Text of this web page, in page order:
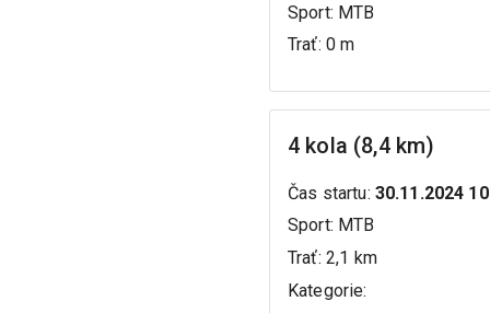
Sport: MTB
Trať: 0 m
4 kola (8,4 km)
Čas startu: 30.11.2024
Sport: MTB
Trať: 2,1 km
Kategorie: